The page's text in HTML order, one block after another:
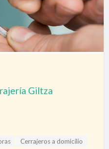
Giltza
Cerrajeros a domicilio